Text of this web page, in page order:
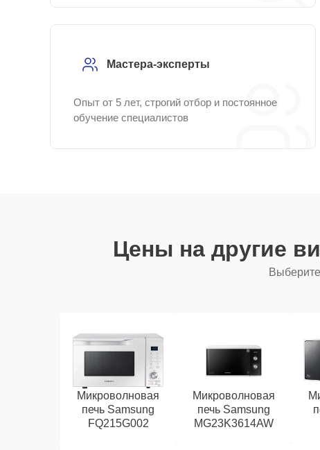
Мастера-эксперты
Опыт от 5 лет, строгий отбор и постоянное
обучение специалистов
Цены на другие
Микроволновая
печь Samsung
FQ215G002
Микроволновая
печь Samsung
MG23K3614AW